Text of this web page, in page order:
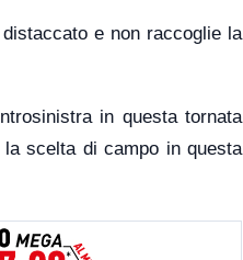
e non raccoglie la
in questa tornata
scelta di campo in questa